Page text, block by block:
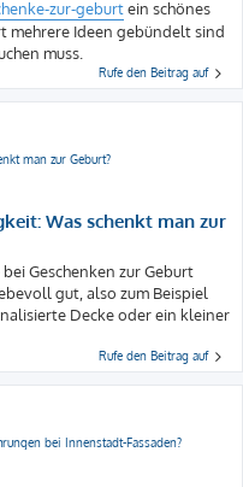
zur-geburtein schönes
mehrere Ideen gebündelt sind
muss.
Rufe den Beitrag auf
man zur Geburt?
Was schenkt man zur
Geschenken zur Geburt
gut, also zum Beispiel
Decke oder ein kleiner
Rufe den Beitrag auf
bei Innenstadt-Fassaden?